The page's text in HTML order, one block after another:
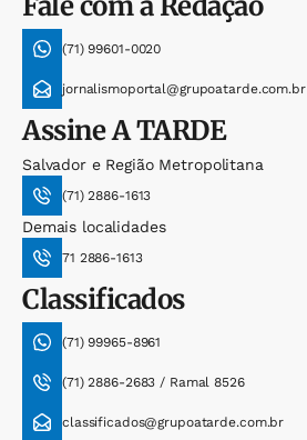
(71) 99601-0020
jornalismoportal@grupoatarde.com.br
AssineA TARDE
Salvador e Região Metropolitana
(71) 2886-1613
Demais localidades
71 2886-1613
Classificados
(71) 99965-8961
(71) 2886-2683 / Ramal 8526
classificados@grupoatarde.com.br